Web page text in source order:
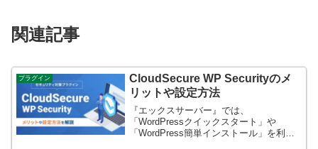
関連記事
プラグイン
CloudSecure WP Securityのメ
リットや設定方法
『エックスサーバー』では、
「WordPressクイックスタート」や
「WordPress簡単インストール」を利用